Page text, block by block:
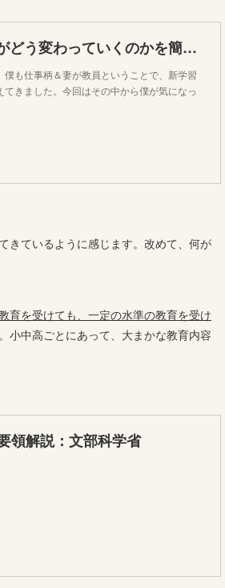
新学習指導要領で各教科の内容がどう変わっていくのかを簡単にまとめてみた
も仕事柄＆妻が教員ということで、新学習
きました。今回はその中から僕が気になっ
きているように感じます。改めて、何が
育を受けても、一定の水準の教育を受け
小中高ごとにあって、大まかな教育内容
領解説：文部科学省